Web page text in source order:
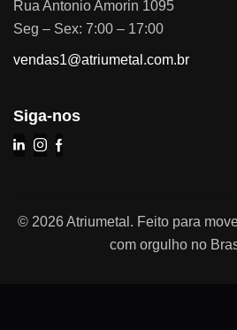
Rua Antonio Amorin 1095
Seg – Sex: 7:00 – 17:00
vendas1@atriumetal.com.br
Siga-nos
© 2026 Atriumetal. Feito para
com orgulho no